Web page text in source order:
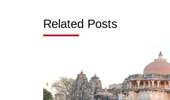
Related Posts